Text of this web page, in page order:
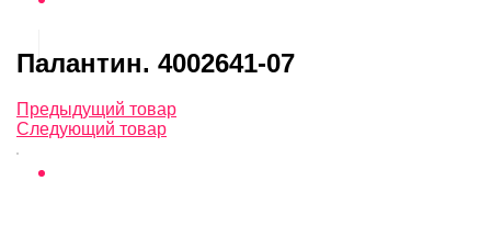
Палантин. 4002641-07
Предыдущий товар
Следующий товар